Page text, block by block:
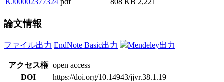
KJ00002377324 pdf 808 KB 2,221
論文情報
ファイル出力 EndNote Basic出力 Mendeley出力
アクセス権 open access
DOI
https://doi.org/10.14943/jjvr.38.1.19